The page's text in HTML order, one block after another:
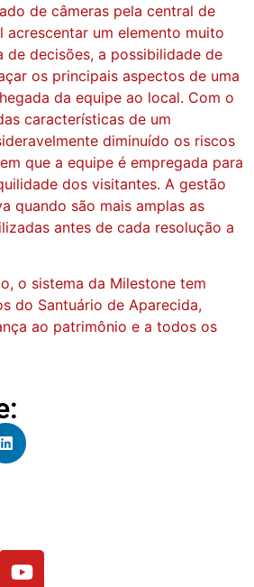
de câmeras pela central de
acrescentar um elemento muito
de decisões, a possibilidade de
os principais aspectos de uma
da equipe ao local. Com o
características de um
diminuído os riscos
que a equipe é empregada para
dos visitantes. A gestão
quando são mais amplas as
antes de cada resolução a
o sistema da Milestone tem
do Santuário de Aparecida,
ao patrimônio e a todos os